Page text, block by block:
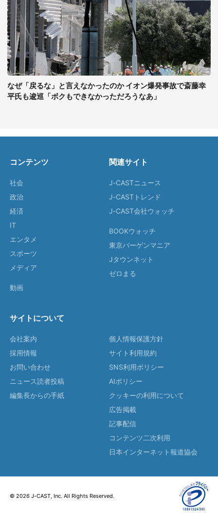
なぜ「戻るな」と言えなかったのか イオン爆発事故で斎藤幸
平氏も逡巡「ボクもできなかっただろうなあ」
コンテンツ
社会
政治
経済
IT
エンタメ
スポーツ
メディア
動画
関連サイト
J-CASTニュース
J-CASTトレンド
J-CAST会社ウォッチ
BOOKウォッチ
東京バーゲンマニア
Jタウンネット
ゼロまる
サイトについて
会社案内
採用情報
お問い合わせ
ニュース読者投稿
編集長からの手紙
個人情報保護方針
サイト利用規約
SNS利用ポリシー
AIポリシー
クッキーの利用について
広告掲載
記事配信
コンテンツ二次利用
日本インターネット報道協会
© 2026 J-CAST, Inc. All Rights Reserved.